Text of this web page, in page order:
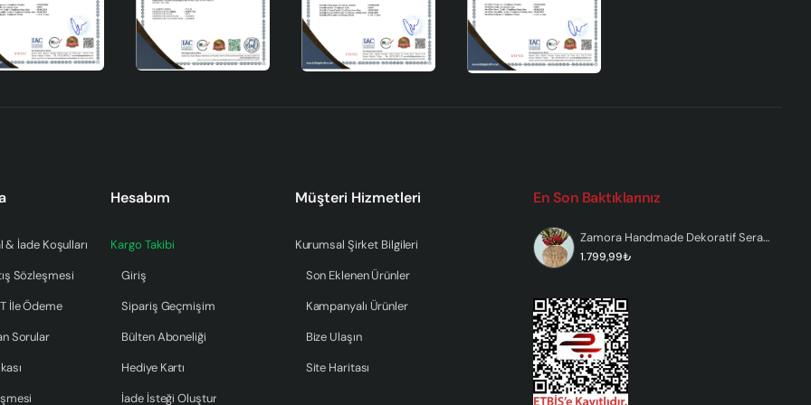
ürünün güvenli ve kaliteli olduğunu garanti eder. Seramik
benzersiz olmasını sağlar.
eşlik eder.
sağlar.
artırır.
dekorasyonuna zarafet ve estetik katmak için mükemmel bir
yaşam alanlarınızı özel kılar. Eşsiz tasarımı ve yerel
için sizi bekliyor.
İade Koşulları
Sözleşmesi
İle Ödeme
Sorular
Hesabım
Kargo Takibi
Giriş
Sipariş Geçmişim
Bülten Aboneliği
Hediye Kartı
İade İsteği Oluştur
Müşteri Hizmetleri
Kurumsal Şirket Bilgileri
Son Eklenen Ürünler
Kampanyalı Ürünler
Bize Ulaşın
Site Haritası
En Son Baktıklarınız
Zamora Handmade Dekoratif Seramik Vazo
1.799,99₺